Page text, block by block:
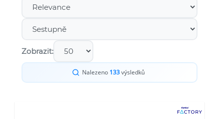
Zobrazit:
Nalezeno 133výsledků